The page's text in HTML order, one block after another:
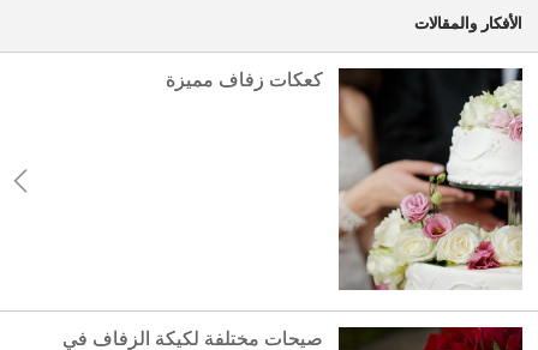
الأفكار والمقالات
كعكات زفاف مميزة
صيحات مختلفة لكيكة الزفاف في